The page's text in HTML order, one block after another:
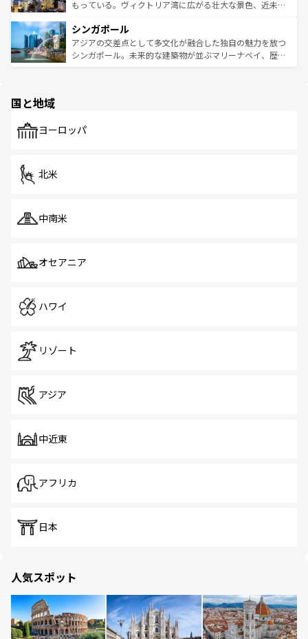
が旅行者を迎えてくれるので、きっと忘れられない旅にな
参照してほしい。
いビーチでリゾート気分を楽しむことができる。タイ料理
激する。気候は一年中温暖で、どの季節にも異なる楽しみ
が待っている。親しみやすいタイの人々、仏教を中心とし
た文化、そして多様な観光資源が、訪れる旅人を魅了し続
もっている。ヴィクトリア湾に広がる壮大な景色、近未来
み、どこを訪れても感動するはず。観光スポットが密集し
ており、効率よく見どころを回れるのも魅力。息をのむよ
うな絶景から文化的な体験まで、香港を存分に楽しみ尽く
シンガポール
アジアの交差点として多文化が融合した独自の魅力を放つ
シンガポール。未来的な建築物が並ぶマリーナベイ、歴史
で、ホーカーズは地元の風情を楽しめる外せないスポット
国と地域
ヨーロッパ
北米
中南米
オセアニア
ハワイ
リゾート
アジア
中近東
アフリカ
日本
人気スポット